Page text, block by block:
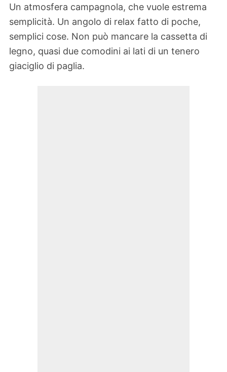
Un atmosfera campagnola, che vuole estrema
semplicità. Un angolo di relax fatto di poche,
semplici cose. Non può mancare la cassetta di
legno, quasi due comodini ai lati di un tenero
giaciglio di paglia.